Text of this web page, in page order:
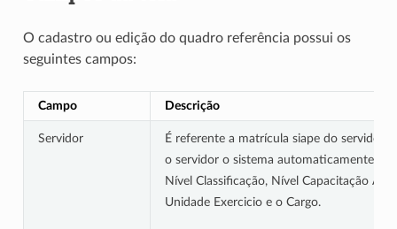
O cadastro ou edição do quadro referência possui os
seguintes campos:
Campo Descrição
Servidor
É referente a matrícula siape do servidor
o servidor o sistema automaticamente
Nível Classificação, Nível Capacitação
Unidade Exercicio e o Cargo.